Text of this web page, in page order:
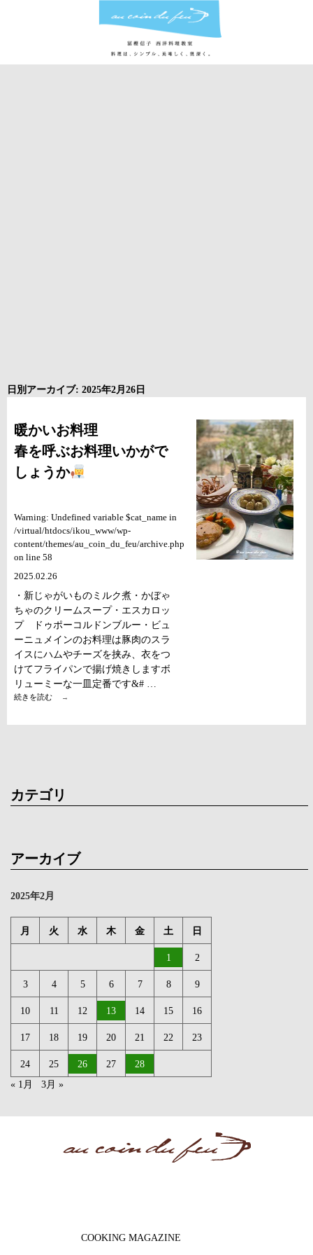
日別アーカイブ: 2025年2月26日
暖かいお料理
春を呼ぶお料理いかがで
しょうか
Warning: Undefined variable $cat_name in
/virtual/htdocs/ikou_www/wp-
content/themes/au_coin_du_feu/archive.php
on line 58
2025.02.26
・新じゃがいものミルク煮・かぼゃ
ちゃのクリームスープ・エスカロッ
プ ドゥポーコルドンブルー・ビュ
ーニュメインのお料理は豚肉のスラ
イスにハムやチーズを挟み、衣をつ
けてフライパンで揚げ焼きしますボ
リューミーな一皿定番です&# …
続きを読む
ぶ
お
か
が
か
→
カテゴリ
アーカイブ
2025年2月
月 火 水 木 金 土 日
1 2
3 4 5 6 7 8 9
10 11 12 13 14 15 16
17 18 19 20 21 22 23
24 25 26 27
28
« 1月
3月 »
COOKING MAGAZINE